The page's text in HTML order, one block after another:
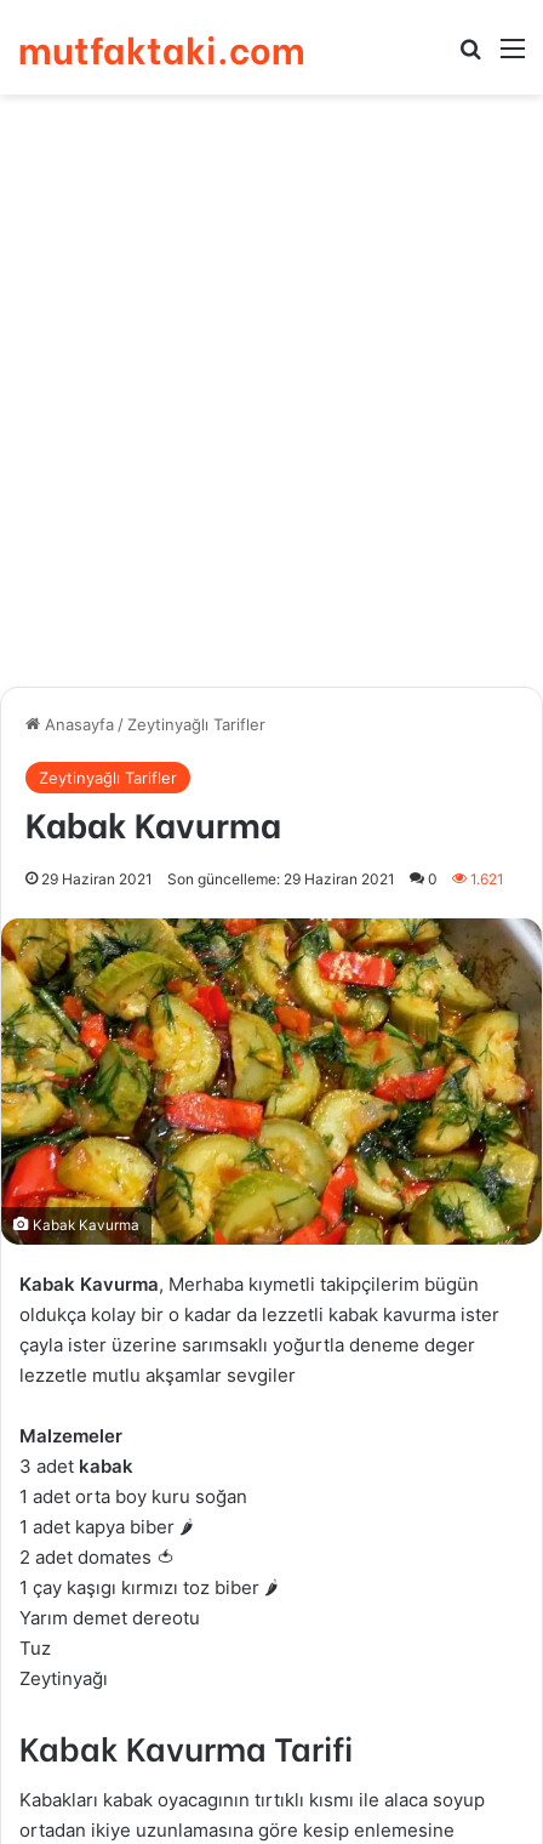
mutfaktaki.com
Anasayfa / Zeytinyağlı Tarifler
Zeytinyağlı Tarifler
Kabak Kavurma
29 Haziran 2021 Son güncelleme: 29 Haziran 2021 0 1.621
Kabak Kavurma
Kabak Kavurma, Merhaba kıymetli takipçilerim bügün
oldukça kolay bir o kadar da lezzetli kabak kavurma ister
çayla ister üzerine sarımsaklı yoğurtla deneme deger
lezzetle mutlu akşamlar sevgiler
Malzemeler
3 adet kabak
1 adet orta boy kuru soğan
1 adet kapya biber 🌶
2 adet domates 🍅
1 çay kaşıgı kırmızı toz biber 🌶
Yarım demet dereotu
Tuz
Zeytinyağı
Kabak Kavurma Tarifi
Kabakları kabak oyacagının tırtıklı kısmı ile alaca soyup
ortadan ikiye uzunlamasına göre kesip enlemesine